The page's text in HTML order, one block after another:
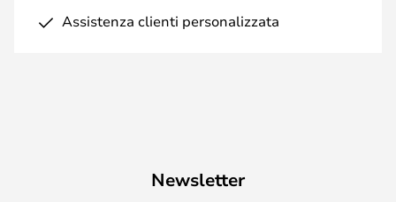
Assistenza clienti personalizzata
Newsletter